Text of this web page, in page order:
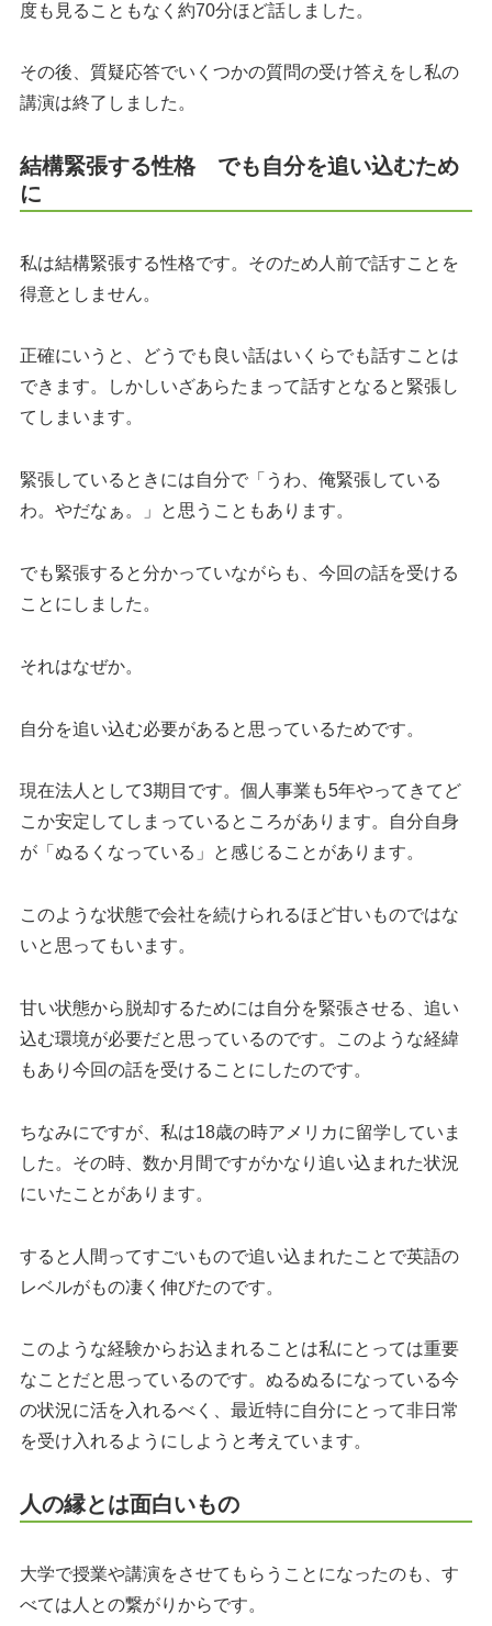
度も見ることもなく約70分ほど話しました。
その後、質疑応答でいくつかの質問の受け答えをし私の
講演は終了しました。
結構緊張する性格 でも自分を追い込むため
に
私は結構緊張する性格です。そのため人前で話すことを
得意としません。
正確にいうと、どうでも良い話はいくらでも話すことは
できます。しかしいざあらたまって話すとなると緊張し
てしまいます。
緊張しているときには自分で「うわ、俺緊張している
わ。やだなぁ。」と思うこともあります。
でも緊張すると分かっていながらも、今回の話を受ける
ことにしました。
それはなぜか。
自分を追い込む必要があると思っているためです。
現在法人として3期目です。個人事業も5年やってきてど
こか安定してしまっているところがあります。自分自身
が「ぬるくなっている」と感じることがあります。
このような状態で会社を続けられるほど甘いものではな
いと思ってもいます。
甘い状態から脱却するためには自分を緊張させる、追い
込む環境が必要だと思っているのです。このような経緯
もあり今回の話を受けることにしたのです。
ちなみにですが、私は18歳の時アメリカに留学していま
した。その時、数か月間ですがかなり追い込まれた状況
にいたことがあります。
すると人間ってすごいもので追い込まれたことで英語の
レベルがもの凄く伸びたのです。
このような経験からお込まれることは私にとっては重要
なことだと思っているのです。ぬるぬるになっている今
の状況に活を入れるべく、最近特に自分にとって非日常
を受け入れるようにしようと考えています。
人の縁とは面白いもの
大学で授業や講演をさせてもらうことになったのも、す
べては人との繋がりからです。